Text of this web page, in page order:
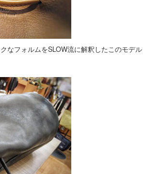
なフォルムをSLOW流に解釈したこのモデル